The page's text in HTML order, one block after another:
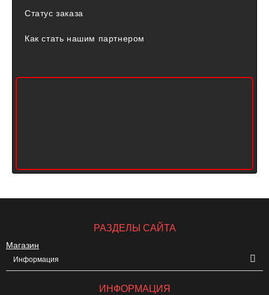
Статус заказа
Как стать нашим партнером
РАЗДЕЛЫ САЙТА
Магазин
Информация
ИНФОРМАЦИЯ